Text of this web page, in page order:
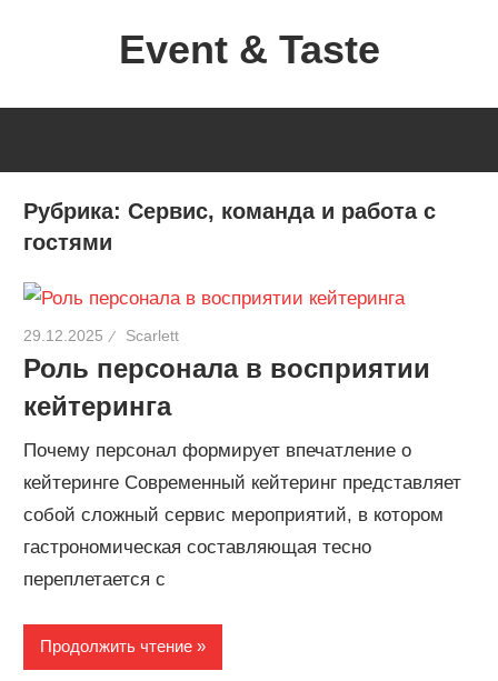
Event & Taste
Рубрика:Сервис, команда и работа с
гостями
29.12.2025 Scarlett
Роль персонала в восприятии
кейтеринга
Почему персонал формирует впечатление о
кейтеринге Современный кейтеринг представляет
собой сложный сервис мероприятий, в котором
гастрономическая составляющая тесно
переплетается с
Продолжить чтение